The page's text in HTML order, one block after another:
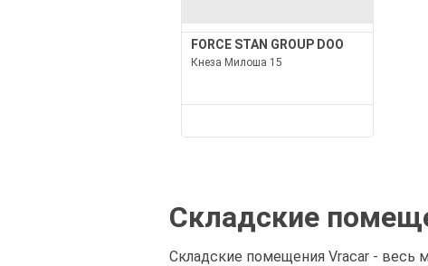
FORCE STAN GROUP DOO
Кнеза Милоша 15
Складские
Складские помещения Vracar - весь